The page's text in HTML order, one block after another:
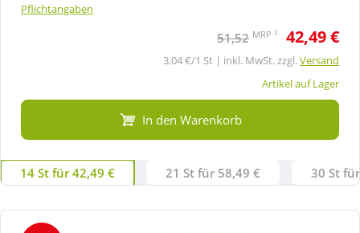
Pflichtangaben
51,52 MRP 2 42,49 €
3,04 €/1 St | inkl. MwSt. zzgl.Versand
Artikel auf Lager
In den Warenkorb
14 St für 42,49 € 21 St für 58,49 € 30 St